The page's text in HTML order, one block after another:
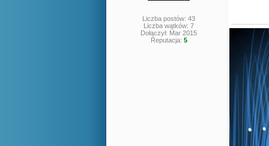
Liczba postów: 43
Liczba wątków: 7
Dołączył: Mar 2015
Reputacja: 5